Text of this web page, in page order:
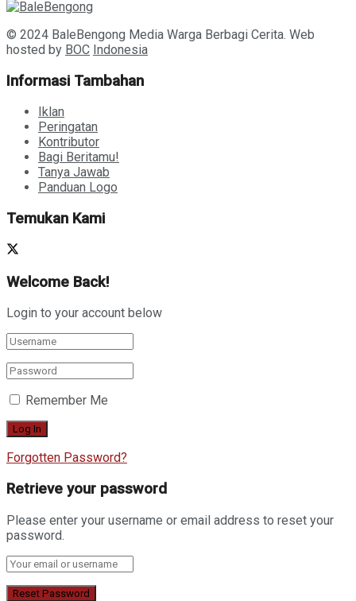
© 2024 BaleBengong Media Warga Berbagi Cerita. Web
hosted by BOC Indonesia
Informasi Tambahan
Iklan
Peringatan
Kontributor
Bagi Beritamu!
Tanya Jawab
Panduan Logo
Temukan Kami
Welcome Back!
Login to your account below
Remember Me
Forgotten Password?
Retrieve your password
Please enter your username or email address to reset your
password.